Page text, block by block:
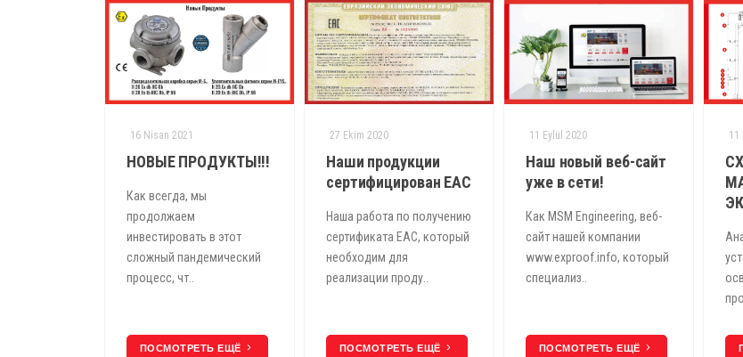
16 Nisan 2021
НОВЫЕ ПРОДУКТЫ!!!
Как всегда, мы
продолжаем
инвестировать в этот
сложный пандемический
процесс, чт..
ПОСМОТРЕТЬ ЕЩЁ
27 Ekim 2020
Наши продукции
сертифицирован ЕАС
Наша работа по получению
сертификата ЕАС, который
необходим для
реализации проду..
ПОСМОТРЕТЬ ЕЩЁ
11 Eylül 2020
Наш новый веб-сайт
уже в сети!
Как MSM Engineering, веб-
сайт нашей компании
www.exproof.info, который
специализ..
ПОСМОТРЕТЬ ЕЩЁ
11